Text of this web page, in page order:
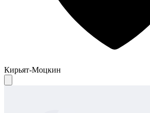
Кирьят-Моцкин